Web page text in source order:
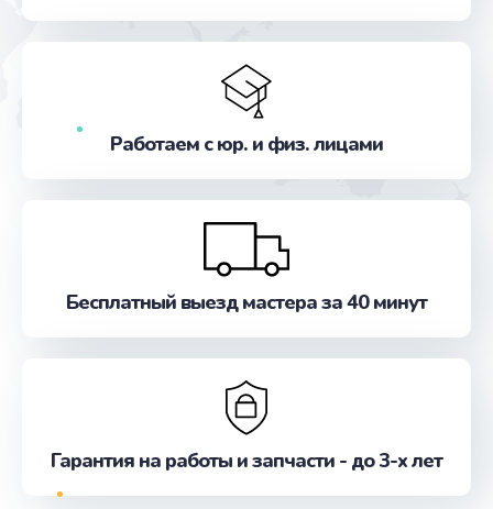
Заказать
Ремонт кнопки питания
Ремонт вибромотора
от 550 руб.
Ремонт SIM-карты
Заказать
Замена Bluetooth модуля
от 880 руб.
Работаем с юр. и физ. лицами
Бесплатный выезд мастера за 40 минут
Гарантия на работы и запчасти - до 3-х лет